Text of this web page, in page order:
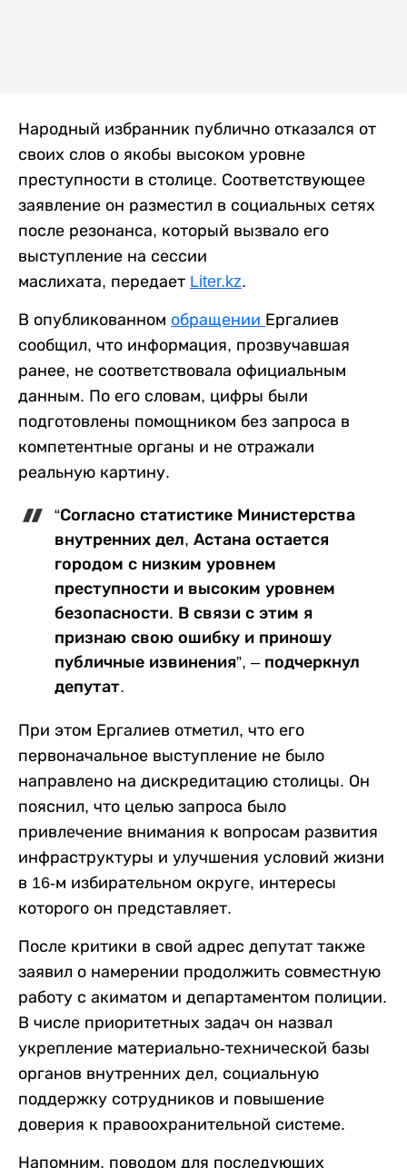
Народный избранник публично отказался от
своих слов о якобы высоком уровне
преступности в столице. Соответствующее
заявление он разместил в социальных сетях
после резонанса, который вызвало его
выступление на сессии
маслихата, передает Liter.kz.
В опубликованном обращении Ергалиев
сообщил, что информация, прозвучавшая
ранее, не соответствовала официальным
данным. По его словам, цифры были
подготовлены помощником без запроса в
компетентные органы и не отражали
реальную картину.
“Согласно статистике Министерства
внутренних дел, Астана остается
городом с низким уровнем
преступности и высоким уровнем
безопасности. В связи с этим я
признаю свою ошибку и приношу
публичные извинения”, – подчеркнул
депутат.
При этом Ергалиев отметил, что его
первоначальное выступление не было
направлено на дискредитацию столицы. Он
пояснил, что целью запроса было
привлечение внимания к вопросам развития
инфраструктуры и улучшения условий жизни
в 16-м избирательном округе, интересы
которого он представляет.
После критики в свой адрес депутат также
заявил о намерении продолжить совместную
работу с акиматом и департаментом полиции.
В числе приоритетных задач он назвал
укрепление материально-технической базы
органов внутренних дел, социальную
поддержку сотрудников и повышение
доверия к правоохранительной системе.
Напомним, поводом для последующих